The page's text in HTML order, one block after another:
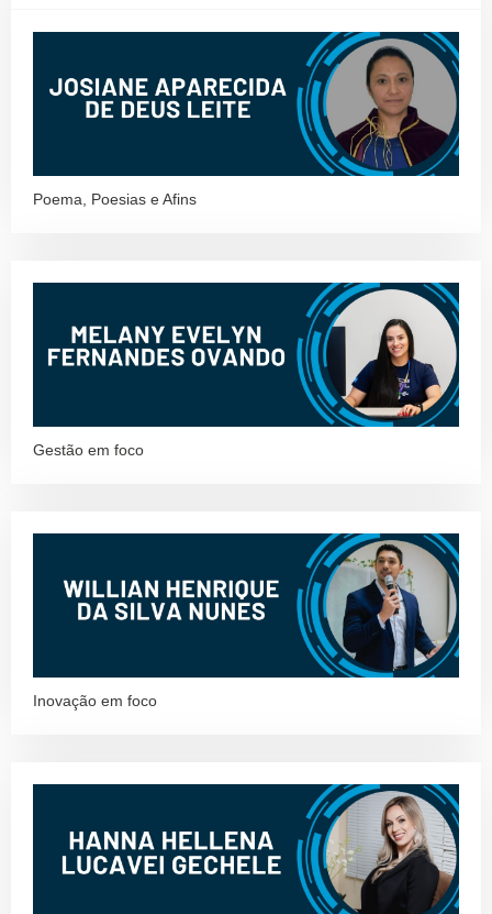
Poema, Poesias e Afins
Gestão em foco
Inovação em foco